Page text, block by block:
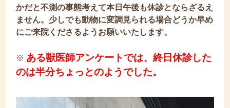
かだと不測の事態考えて本日午後も休診とならざるえ
ません。少しでも動物に変調見られる場合どうか早め
にご来院くださるようお願いいたします。
※ ある獣医師アンケートでは、終日休診した
のは半分ちょっとのようでした。